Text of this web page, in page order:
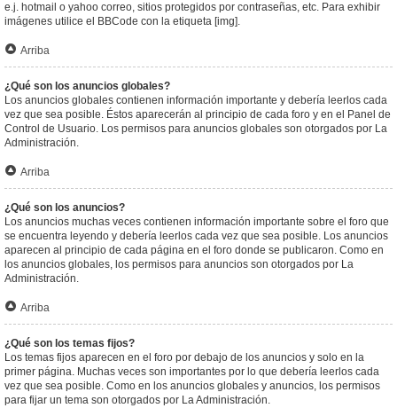
e.j. hotmail o yahoo correo, sitios protegidos por contraseñas, etc. Para exhibir
imágenes utilice el BBCode con la etiqueta [img].
Arriba
¿Qué son los anuncios globales?
Los anuncios globales contienen información importante y debería leerlos cada
vez que sea posible. Éstos aparecerán al principio de cada foro y en el Panel de
Control de Usuario. Los permisos para anuncios globales son otorgados por La
Administración.
Arriba
¿Qué son los anuncios?
Los anuncios muchas veces contienen información importante sobre el foro que
se encuentra leyendo y debería leerlos cada vez que sea posible. Los anuncios
aparecen al principio de cada página en el foro donde se publicaron. Como en
los anuncios globales, los permisos para anuncios son otorgados por La
Administración.
Arriba
¿Qué son los temas fijos?
Los temas fijos aparecen en el foro por debajo de los anuncios y solo en la
primer página. Muchas veces son importantes por lo que debería leerlos cada
vez que sea posible. Como en los anuncios globales y anuncios, los permisos
para fijar un tema son otorgados por La Administración.